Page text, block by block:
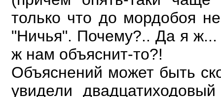
только что до мордобоя
"Ничья". Почему?.. Да я
ж нам объяснит-то?!
Объяснений может быть
увидели